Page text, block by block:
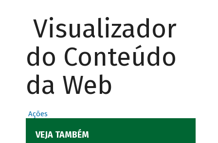
Visualizador
do Conteúdo
da Web
Ações
VEJA TAMBÉM